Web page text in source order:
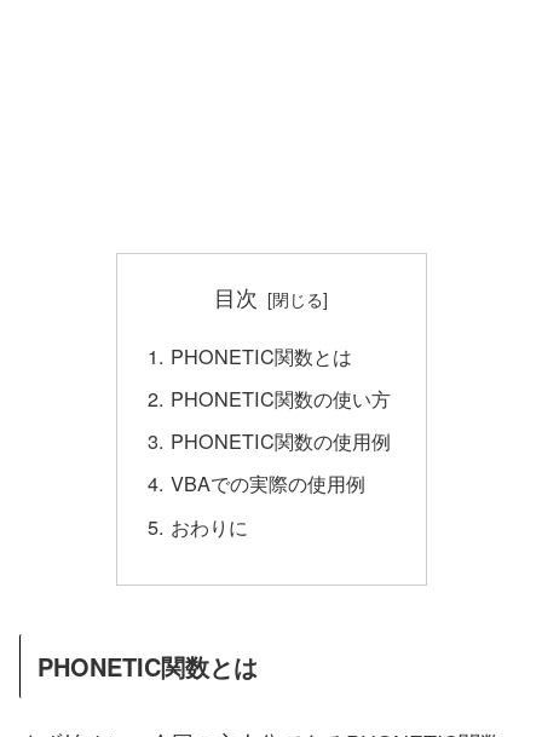
目次
PHONETIC関数とは
PHONETIC関数の使い方
PHONETIC関数の使用例
VBAでの実際の使用例
おわりに
PHONETIC関数とは